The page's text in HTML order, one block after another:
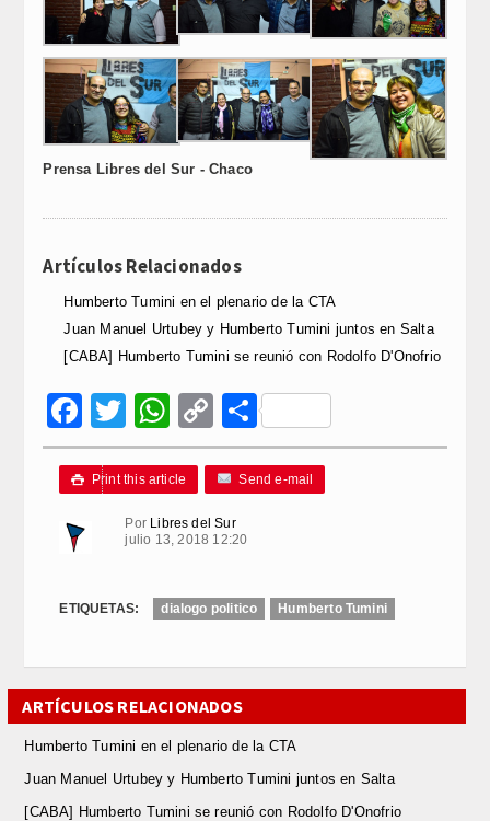
Prensa Libres del Sur - Chaco
Artículos Relacionados
Humberto Tumini en el plenario de la CTA
Juan Manuel Urtubey y Humberto Tumini juntos en Salta
[CABA] Humberto Tumini se reunió con Rodolfo D'Onofrio
Facebook
Twitter
WhatsApp
Copy
Link
Compartir
 Print this article Send e-mail
Por Libres del Sur
julio 13, 2018 12:20
ETIQUETAS: dialogo politico Humberto Tumini
ARTÍCULOS RELACIONADOS
Humberto Tumini en el plenario de la CTA
Juan Manuel Urtubey y Humberto Tumini juntos en Salta
[CABA] Humberto Tumini se reunió con Rodolfo D'Onofrio